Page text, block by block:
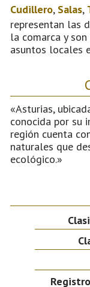
Cudillero, Salas,
representan las
la comarca y
asuntos locales
«Asturias,
conocida por su
región cuenta
naturales que
ecológico.»